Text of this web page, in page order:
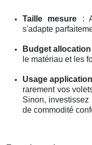
Taille mesure :
s'adapte
Budget allocation
le matériau et les
Usage application
rarement vos
Sinon,
de commodité